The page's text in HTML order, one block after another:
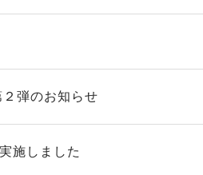
弾のお知らせ
施しました